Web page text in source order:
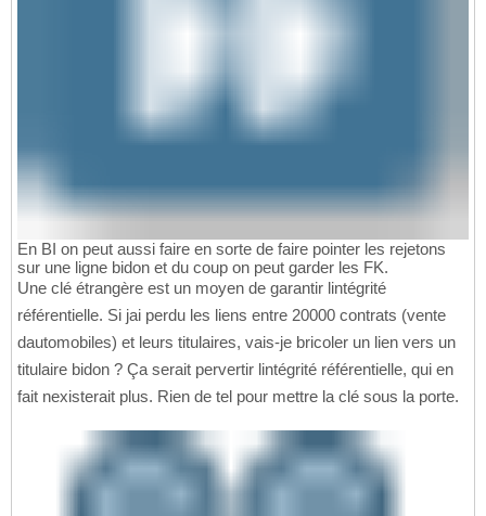
En BI on peut aussi faire en sorte de faire pointer les rejetons
sur une ligne bidon et du coup on peut garder les FK.
Une clé étrangère est un moyen de garantir lintégrité
référentielle. Si jai perdu les liens entre 20000 contrats (vente
dautomobiles) et leurs titulaires, vais-je bricoler un lien vers un
titulaire bidon ? Ça serait pervertir lintégrité référentielle, qui en
fait nexisterait plus. Rien de tel pour mettre la clé sous la porte.